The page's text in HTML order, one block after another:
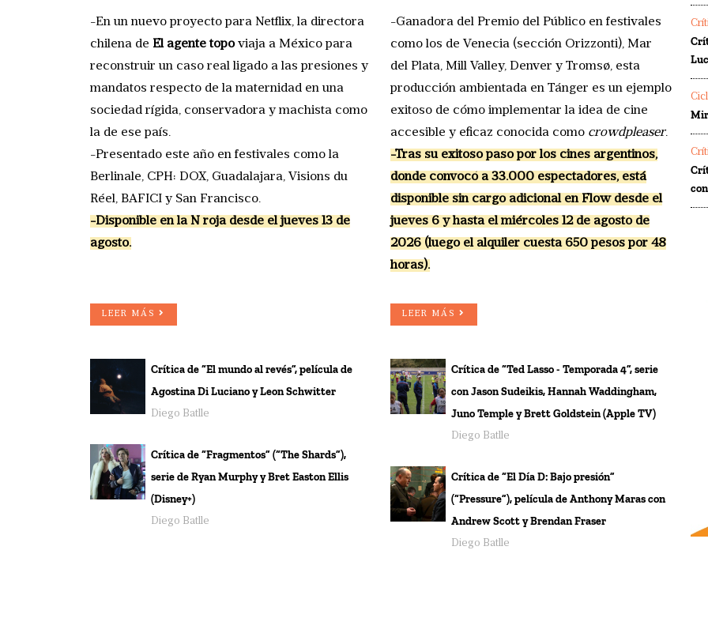
-En un nuevo proyecto para Netflix, la directora
chilena de El agente topoviaja a México para
reconstruir un caso real ligado a las presiones y
mandatos respecto de la maternidad en una
sociedad rígida, conservadora y machista como
la de ese país.
-Presentado este año en festivales como la
Berlinale, CPH: DOX, Guadalajara, Visions du
Réel, BAFICI y San Francisco.
-Disponible en la N roja desde el jueves 13 de
agosto.
LEER MÁS
-Ganadora del Premio del Público en festivales
como los de Venecia (sección Orizzonti), Mar
del Plata, Mill Valley, Denver y Tromsø, esta
producción ambientada en Tánger es un ejemplo
exitoso de cómo implementar la idea de cine
accesible y eficaz conocida como crowdpleaser.
-Tras su exitoso paso por los cines argentinos,
donde convocó a 33.000 espectadores, está
disponible sin cargo adicional en Flow desde el
jueves 6 y hasta el miércoles 12 de agosto de
2026 (luego el alquiler cuesta 650 pesos por 48
horas).
LEER MÁS
Crítica de “El mundo al revés”, película de
Agostina Di Luciano y Leon Schwitter
Diego Batlle
Crítica de “Fragmentos” (“The Shards”),
serie de Ryan Murphy y Bret Easton Ellis
(Disney+)
Diego Batlle
Crítica de “Ted Lasso - Temporada 4”, serie
con Jason Sudeikis, Hannah Waddingham,
Juno Temple y Brett Goldstein (Apple TV)
Diego Batlle
Crítica de “El Día D: Bajo presión”
(“Pressure”), película de Anthony Maras con
Andrew Scott y Brendan Fraser
Diego Batlle